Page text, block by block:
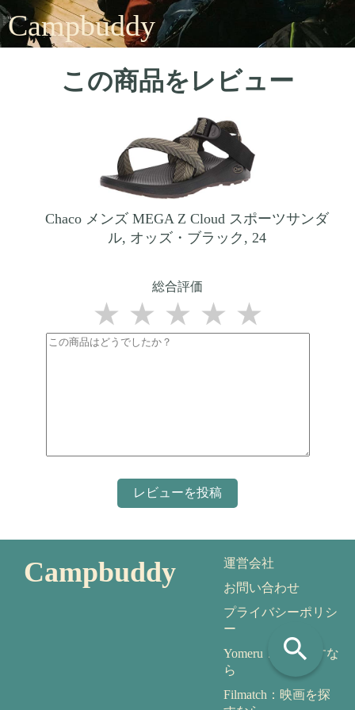
Campbuddy
この商品をレビュー
Chaco メンズ MEGA Z Cloud スポーツサンダ
ル, オッズ・ブラック, 24
総合評価
★
★
★
★
★
search
Campbuddy
運営会社
お問い合わせ
プライバシーポリシ
ー
Yomeru：本を探すな
ら
Filmatch：映画を探